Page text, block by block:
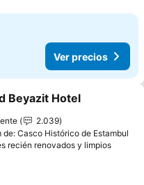
Ver precios
a favoritos
Beyazit Hotel
2.039
de: Casco Histórico de Estambul
recién renovados y limpios